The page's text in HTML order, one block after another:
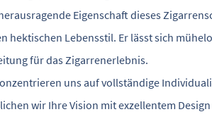
Eigenschaft dieses
hektischen Lebensstil. Er lässt sich
für das Zigarrenerlebnis.
uns auf vollständige
wir Ihre Vision mit exzellentem